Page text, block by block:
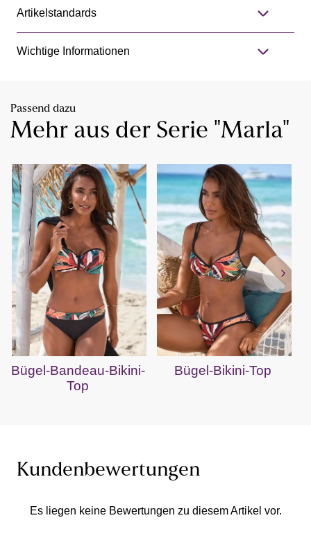
Artikelstandards
Wichtige Informationen
Passend dazu
Mehr aus der Serie "Marla"
Bügel-Bandeau-Bikini-
Top
Bügel-Bikini-Top
Kundenbewertungen
Es liegen keine Bewertungen zu diesem Artikel vor.